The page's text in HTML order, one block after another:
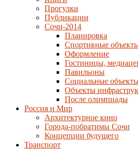
Прогулки
Публикации
Сочи-2014
Планировка
Спортивные
Оформление
Гостиницы,
Павильоны
Социальные
Объекты
После олимпиады
Россия и Мир
Архитектурное кино
Города-побратимы Сочи
Концепции будущего
Транспорт